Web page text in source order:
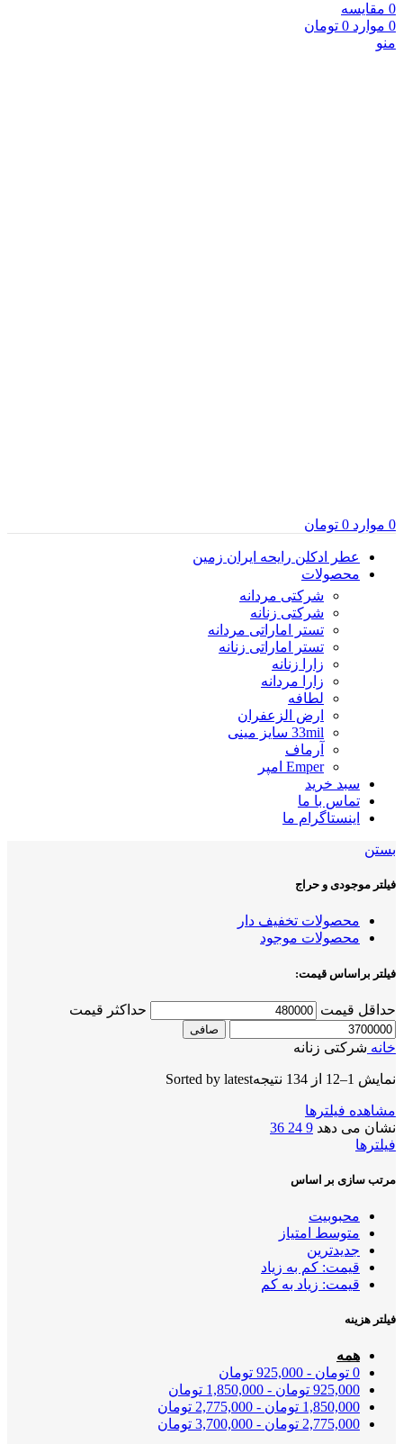
0 مقایسه
0 موارد 0 تومان
منو
0 موارد 0 تومان
عطر ادکلن رایحه ایران زمین
محصولات
شرکتی مردانه
شرکتی زنانه
تستر اماراتی مردانه
تستر اماراتی زنانه
زارا زنانه
زارا مردانه
لطافه
ارض الزعفران
33mil سایز مینی
آرماف
Emper امپر
سبد خرید
تماس با ما
اینستاگرام ما
بستن
فیلتر موجودی و حراج
محصولات تخفیف دار
محصولات موجود
فیلتر براساس قیمت:
حداقل قیمت حداكثر قيمت
صافی
خانه شرکتی زنانه
نمایش 1–12 از 134 نتیجه Sorted by latest
مشاهده فیلترها
نشان می دهد 9
24
36
فیلترها
مرتب سازی بر اساس
محبوبیت
متوسط امتیاز
جدیدترین
قیمت: کم به زیاد
قیمت: زیاد به کم
فیلتر هزینه
همه
0 تومان -
925,000 تومان
925,000 تومان -
1,850,000 تومان
1,850,000 تومان -
2,775,000 تومان
2,775,000 تومان -
3,700,000 تومان